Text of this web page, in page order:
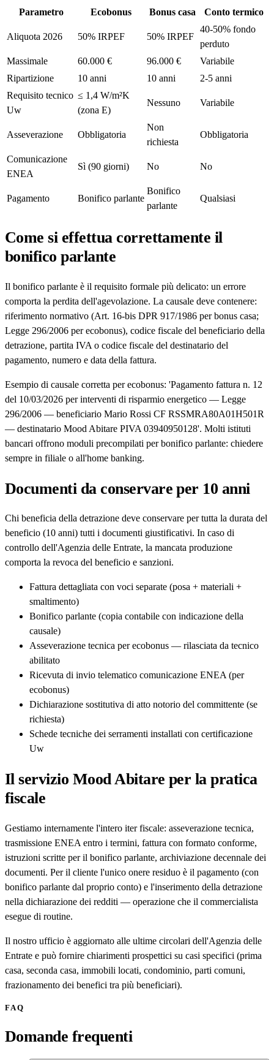
Parametro Ecobonus Bonus casa Conto termico
Aliquota 2026 50% IRPEF 50% IRPEF
40-50% fondo
perduto
Massimale
60.000 € 96.000 €
Variabile
Ripartizione
10 anni 10 anni
2-5 anni
Requisito tecnico
Uw
≤ 1,4 W/m²K
(zona E)
Nessuno Variabile
Asseverazione Obbligatoria
Non
richiesta
Obbligatoria
Comunicazione
ENEA
Sì (90 giorni) No No
Pagamento Bonifico parlante
Bonifico
parlante
Qualsiasi
Come si effettua correttamente il
bonifico parlante
Il bonifico parlante è il requisito formale più delicato: un errore
comporta la perdita dell'agevolazione. La causale deve contenere:
riferimento normativo (Art. 16-bis DPR 917/1986 per bonus casa;
Legge 296/2006 per ecobonus), codice fiscale del beneficiario della
detrazione, partita IVA o codice fiscale del destinatario del
pagamento, numero e data della fattura.
Esempio di causale corretta per ecobonus: 'Pagamento fattura n. 12
del 10/03/2026 per interventi di risparmio energetico — Legge
296/2006 — beneficiario Mario Rossi CF RSSMRA80A01H501R
— destinatario Mood Abitare PIVA 03940950128'. Molti istituti
bancari offrono moduli precompilati per bonifico parlante: chiedere
sempre in filiale o all'home banking.
Documenti da conservare per 10 anni
Chi beneficia della detrazione deve conservare per tutta la durata del
beneficio (10 anni) tutti i documenti giustificativi. In caso di
controllo dell'Agenzia delle Entrate, la mancata produzione
comporta la revoca del beneficio e sanzioni.
Fattura dettagliata con voci separate (posa + materiali +
smaltimento)
Bonifico parlante (copia contabile con indicazione della
causale)
Asseverazione tecnica per ecobonus — rilasciata da tecnico
abilitato
Ricevuta di invio telematico comunicazione ENEA (per
ecobonus)
Dichiarazione sostitutiva di atto notorio del committente (se
richiesta)
Schede tecniche dei serramenti installati con certificazione
Uw
Il servizio Mood Abitare per la pratica
fiscale
Gestiamo internamente l'intero iter fiscale: asseverazione tecnica,
trasmissione ENEA entro i termini, fattura con formato conforme,
istruzioni scritte per il bonifico parlante, archiviazione decennale dei
documenti. Per il cliente l'unico onere residuo è il pagamento (con
bonifico parlante dal proprio conto) e l'inserimento della detrazione
nella dichiarazione dei redditi — operazione che il commercialista
esegue di routine.
Il nostro ufficio è aggiornato alle ultime circolari dell'Agenzia delle
Entrate e può fornire chiarimenti prospettici su casi specifici (prima
casa, seconda casa, immobili locati, condominio, parti comuni,
frazionamento dei benefici tra più beneficiari).
FAQ
Domande frequenti